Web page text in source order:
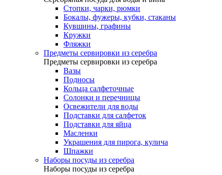
Стопки, чарки, рюмки
Бокалы, фужеры, кубки, стаканы
Кувшины, графины
Кружки
Фляжки
Предметы сервировки из серебра
Предметы сервировки из серебра
Вазы
Подносы
Кольца салфеточные
Солонки и перечницы
Освежители для воды
Подставки для салфеток
Подставки для яйца
Масленки
Украшения для пирога, кулича
Шпажки
Наборы посуды из серебра
Наборы посуды из серебра